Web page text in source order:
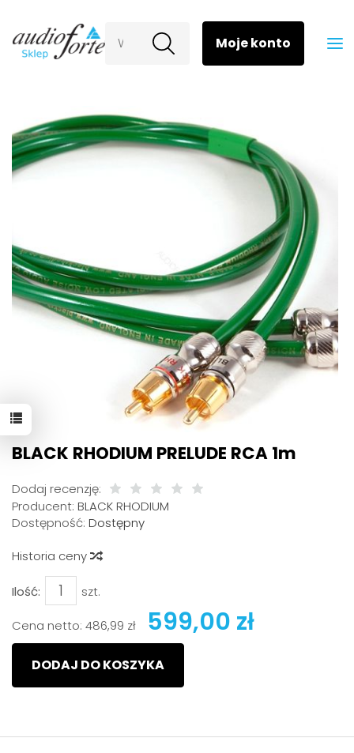
Wyszukaj
BLACK RHODIUM PRELUDE RCA 1m
Dodaj recenzję:
Producent: BLACK RHODIUM
Dostępność: Dostępny
Historia ceny
Ilość: szt.
Cena netto: 486,99 zł 599,00 zł
DODAJ DO KOSZYKA